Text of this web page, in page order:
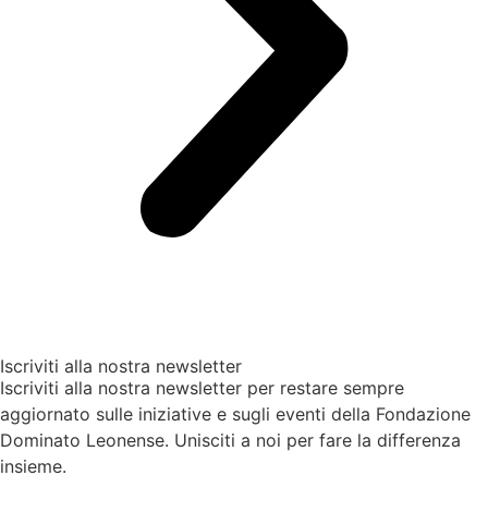
Iscriviti alla nostra newsletter
Iscriviti alla nostra newsletter per restare sempre
aggiornato sulle iniziative e sugli eventi della Fondazione
Dominato Leonense. Unisciti a noi per fare la differenza
insieme.